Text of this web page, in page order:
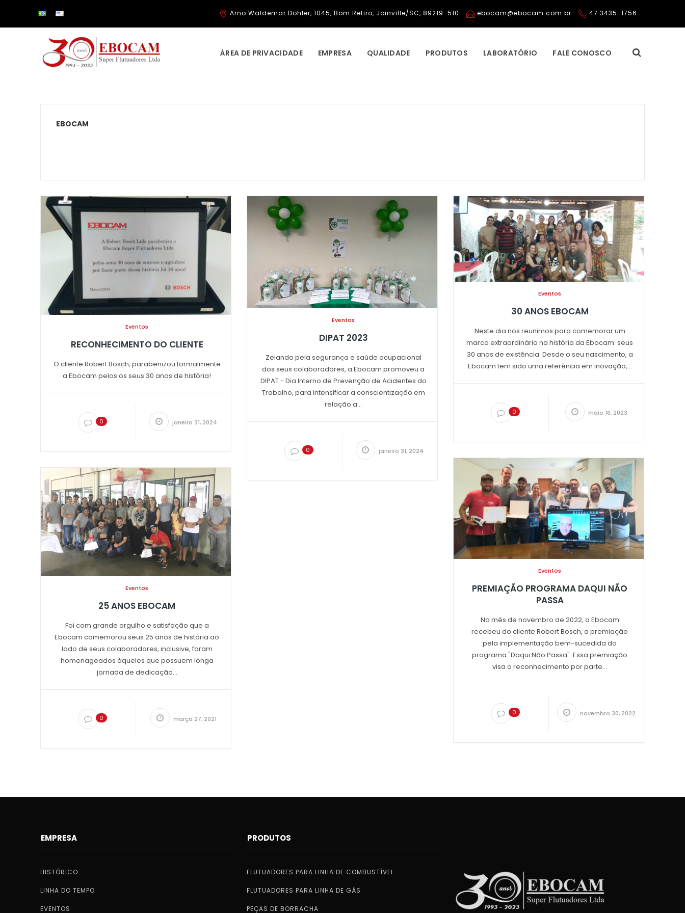
Arno Waldemar Döhler, 1045, Bom Retiro, Joinville/SC, 89219-510 ebocam@ebocam.com.br 47 3435-1756
ÁREA DE PRIVACIDADE EMPRESA QUALIDADE PRODUTOS LABORATÓRIO FALE CONOSCO
EBOCAM
Eventos
RECONHECIMENTO DO CLIENTE
O cliente Robert Bosch, parabenizou formalmente
a Ebocam pelos os seus 30 anos de história!
0 janeiro 31, 2024
Eventos
DIPAT 2023
Zelando pela segurança e saúde ocupacional
dos seus colaboradores, a Ebocam promoveu a
DIPAT - Dia Interno de Prevenção de Acidentes do
Trabalho, para intensificar a conscientização em
relação a...
0 janeiro 31, 2024
Eventos
30 ANOS EBOCAM
Neste dia nos reunimos para comemorar um
marco extraordinário na história da Ebocam: seus
30 anos de existência. Desde o seu nascimento, a
Ebocam tem sido uma referência em inovação,...
0 maio 16, 2023
Eventos
PREMIAÇÃO PROGRAMA DAQUI NÃO
PASSA
No mês de novembro de 2022, a Ebocam
recebeu do cliente Robert Bosch, a premiação
pela implementação bem-sucedida do
programa "Daqui Não Passa". Essa premiação
visa o reconhecimento por parte...
0 novembro 30, 2022
Eventos
25 ANOS EBOCAM
Foi com grande orgulho e satisfação que a
Ebocam comemorou seus 25 anos de história ao
lado de seus colaboradores, inclusive, foram
homenageados àqueles que possuem longa
jornada de dedicação...
0 março 27, 2021
EMPRESA
HISTÓRICO
LINHA DO TEMPO
EVENTOS
PRODUTOS
FLUTUADORES PARA LINHA DE COMBUSTÍVEL
FLUTUADORES PARA LINHA DE GÁS
PEÇAS DE BORRACHA